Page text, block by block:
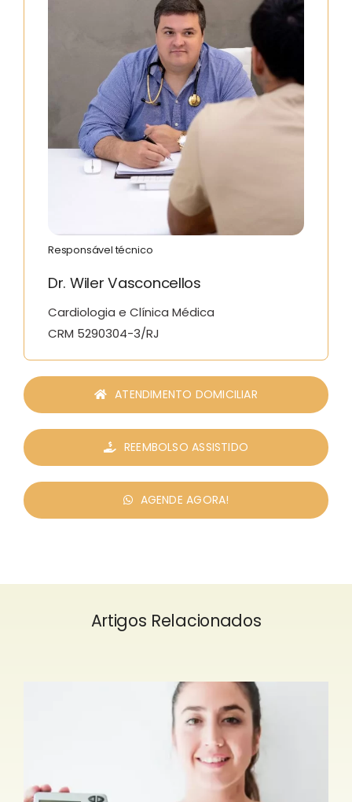
Responsável técnico
Dr. Wiler Vasconcellos
Cardiologia e Clínica Médica
CRM 5290304-3/RJ
ATENDIMENTO DOMICILIAR
REEMBOLSO ASSISTIDO
AGENDE AGORA!
Artigos Relacionados